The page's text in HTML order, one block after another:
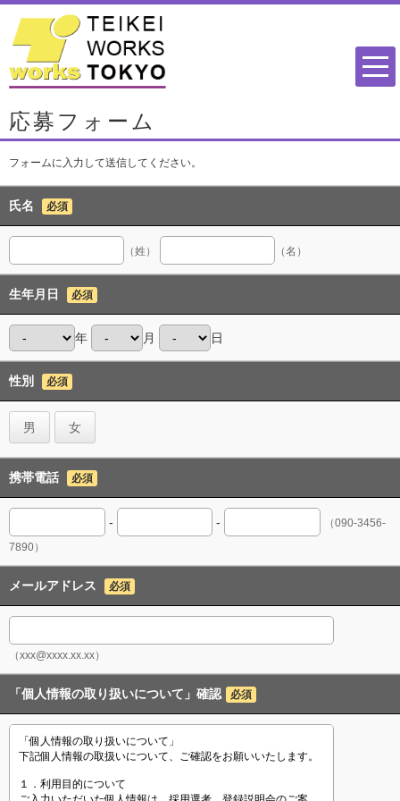
応募フォーム
フォームに入力して送信してください。
氏名 必須
（姓） （名）
生年月日 必須
年 月 日
性別 必須
男 女
携帯電話 必須
- -
（090-3456-
7890）
メールアドレス 必須
（xxx@xxxx.xx.xx）
「個人情報の取り扱いについて」確認 必須